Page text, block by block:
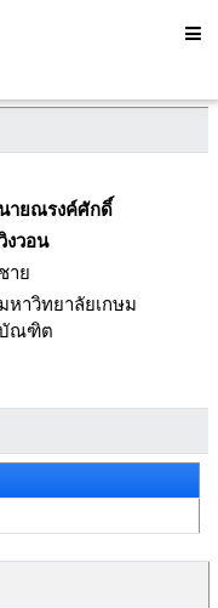
ายณรงค์ศักดิ์
งวอน
ชาย
มหาวิทยาลัยเกษม
ณฑิต